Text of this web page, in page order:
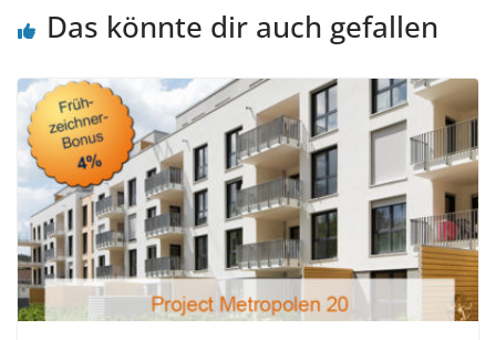
Das könnte dir auch gefallen